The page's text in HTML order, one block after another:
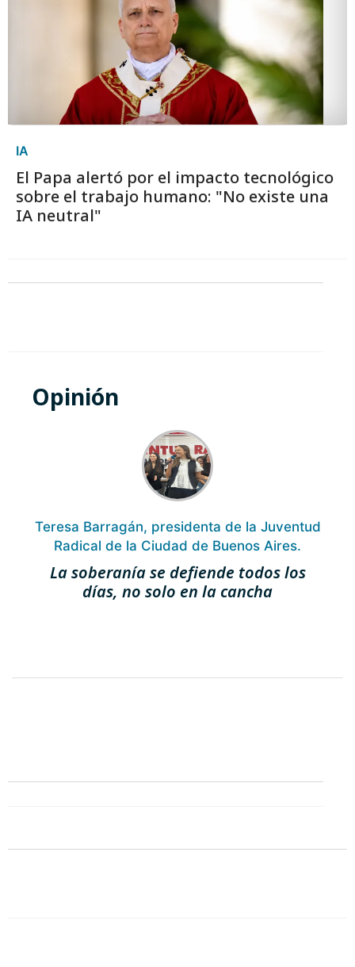
IA
El Papa alertó por el impacto tecnológico
sobre el trabajo humano: "No existe una
IA neutral"
Opinión
Teresa Barragán, presidenta de la Juventud
Radical de la Ciudad de Buenos Aires.
La soberanía se defiende todos los
días, no solo en la cancha